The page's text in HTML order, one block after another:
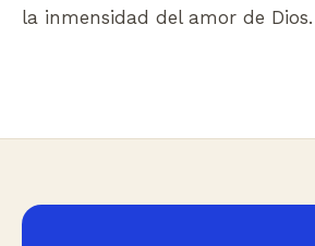
la inmensidad del amor de Dios.